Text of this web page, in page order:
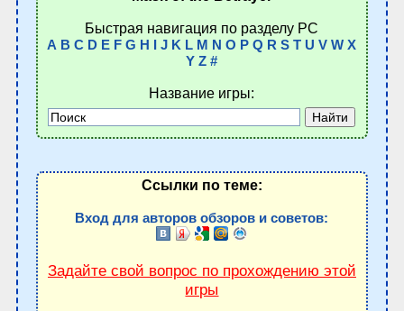
Быстрая навигация по разделу PC
A B C D E F G H J K L M N O P Q R S T U V W X
Y Z #
Название игры:
Ссылки по теме:
Вход для авторов обзоров и советов:
Задайте свой вопрос по прохождению этой
игры